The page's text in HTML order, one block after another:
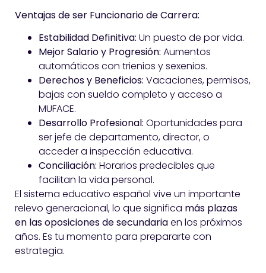
Ventajas de ser Funcionario de Carrera:
Estabilidad Definitiva: Un puesto de por vida.
Mejor Salario y Progresión: Aumentos
automáticos con trienios y sexenios.
Derechos y Beneficios: Vacaciones, permisos,
bajas con sueldo completo y acceso a
MUFACE.
Desarrollo Profesional: Oportunidades para
ser jefe de departamento, director, o
acceder a inspección educativa.
Conciliación: Horarios predecibles que
facilitan la vida personal.
El sistema educativo español vive un importante
relevo generacional, lo que significa más plazas
en las oposiciones de secundariaen los próximos
años. Es tu momento para prepararte con
estrategia.